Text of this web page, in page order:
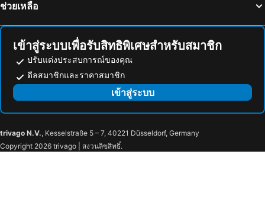
ช่วยเหลือ
เข้าสู่ระบบเพื่อรับสิทธิพิเศษสำหรับสมาชิก
ปรับแต่งประสบการณ์ของคุณ
ดีลสมาชิกและราคาสมาชิก
เข้าสู่ระบบ
trivago N.V., Kesselstraße 5 – 7, 40221 Düsseldorf, Germany
Copyright 2026 trivago | สงวนลิขสิทธิ์.